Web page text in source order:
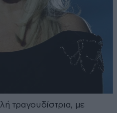
τραγουδίστρια, με